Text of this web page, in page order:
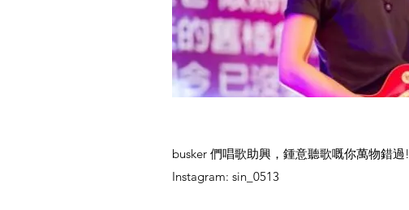
busker 們唱歌助興，鍾意聽歌嘅你萬物錯過!
Instagram: sin_0513